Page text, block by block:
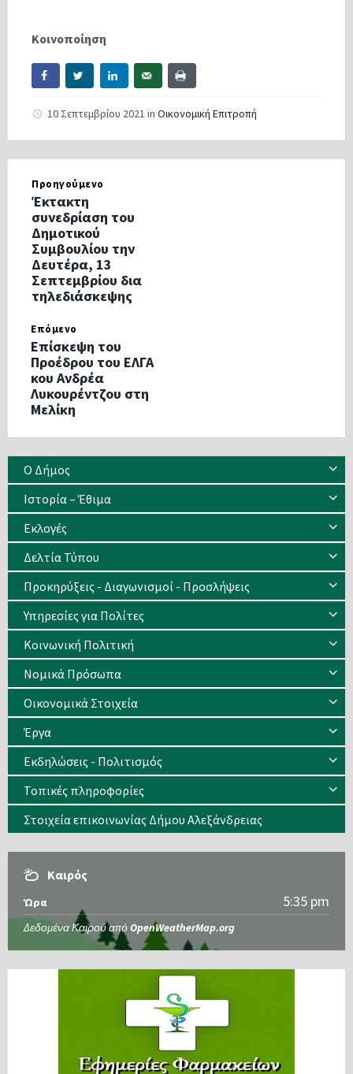
Κοινοποίηση
10 Σεπτεμβρίου 2021 in Οικονομική Επιτροπή
Προηγούμενο
Έκτακτη
συνεδρίαση του
Δημοτικού
Συμβουλίου την
Δευτέρα, 13
Σεπτεμβρίου δια
τηλεδιάσκεψης
Επόμενο
Επίσκεψη του
Προέδρου του ΕΛΓΑ
κου Ανδρέα
Λυκουρέντζου στη
Μελίκη
Ο Δήμος
Ιστορία – Έθιμα
Eκλογές
Δελτία Τύπου
Προκηρύξεις - Διαγωνισμοί - Προσλήψεις
Υπηρεσίες για Πολίτες
Κοινωνική Πολιτική
Νομικά Πρόσωπα
Οικονομικά Στοιχεία
Έργα
Εκδηλώσεις - Πολιτισμός
Τοπικές πληροφορίες
Στοιχεία επικοινωνίας Δήμου Αλεξάνδρειας
Καιρός
Ώρα 5:35 pm
Δεδομένα Καιρού από OpenWeatherMap.org